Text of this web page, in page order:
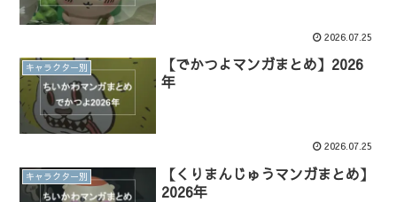
2026.07.25
キャラクター別
【でかつよマンガまとめ】2026
年
2026.07.25
キャラクター別
【くりまんじゅうマンガまとめ】
2026年